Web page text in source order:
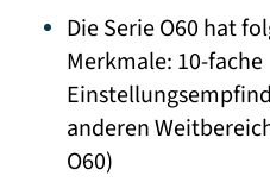
Die Serie O60 hat
Merkmale: 10-fache
anderen
O60)